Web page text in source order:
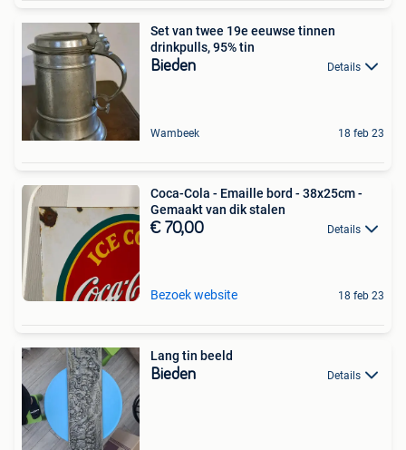
Set van twee 19e eeuwse tinnen
drinkpulls, 95% tin
Bieden Details
Wambeek 18 feb 23
Coca-Cola - Emaille bord - 38x25cm -
Gemaakt van dik stalen
€ 70,00 Details
Bezoek website 18 feb 23
Lang tin beeld
Bieden Details